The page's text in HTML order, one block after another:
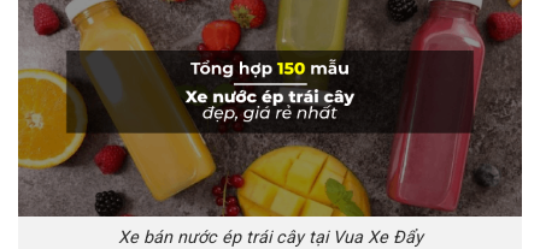
Xe bán nước ép trái cây tại Vua Xe Đẩy